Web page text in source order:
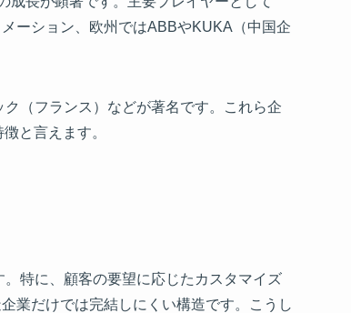
ーション、欧州ではABBやKUKA（中国企
（フランス）などが著名です。これら企
と言えます。
特に、顧客の要望に応じたカスタマイズ
業だけでは完結しにくい構造です。こうし